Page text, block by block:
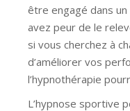
être engagé dans
avez peur de le
si vous cherchez à
d’améliorer vos
l’hypnothérapie
L’hypnose sportive